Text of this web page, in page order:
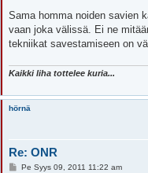
Sama homma noiden savien
vaan joka välissä. Ei ne
tekniikat savestamiseen on
Kaikki liha tottelee kuria...
hörnä
Re: ONR
VPe Syys 09, 2011 11:22 am